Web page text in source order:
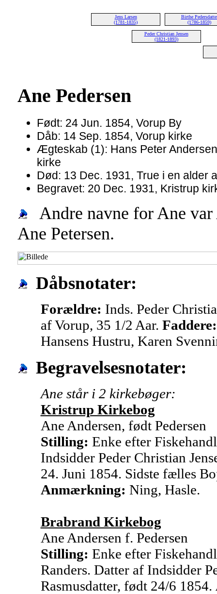
Jens Larsen
(1781-1835)
Birthe
(1786-1859)
Peder Christian Jensen
(1821-1893)
Ane Pedersen
Født: 24 Jun. 1854, Vorup By
Dåb: 14 Sep. 1854, Vorup kirke
Ægteskab (1): Hans Peter
kirke
Død: 13 Dec. 1931, True i en alder
Begravet: 20 Dec. 1931, Kristrup
Andre navne for Ane var
Ane Petersen.
Dåbsnotater:
Forældre: Inds. Peder
af Vorup, 35 1/2 Aar.
Hansens Hustru, Karen
Begravelsesnotater:
Ane står i 2 kirkebøger:
Kristrup Kirkebog
Ane Andersen, født Pedersen
Stilling: Enke efter
Indsidder Peder Christian
24. Juni 1854. Sidste fælles
Anmærkning: Ning, Hasle.
Brabrand Kirkebog
Ane Andersen f. Pedersen
Stilling: Enke efter
Randers. Datter af Indsidder
Rasmusdatter, født 24/6 1854.